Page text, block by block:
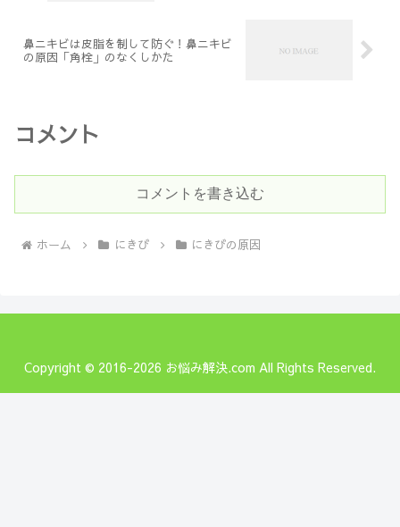
鼻ニキビは皮脂を制して防ぐ！鼻ニキビ
の原因「角栓」のなくしかた
コメント
コメントを書き込む
ホーム にきび にきびの原因
Copyright © 2016-2026 お悩み解決.com All Rights Reserved.